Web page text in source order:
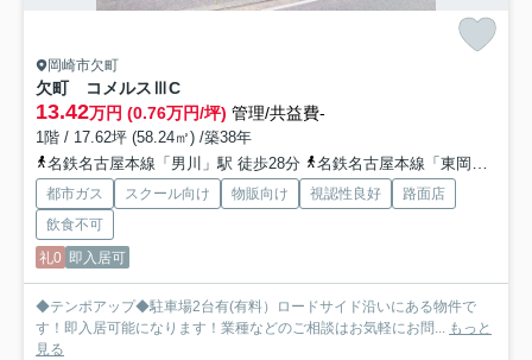
岡崎市欠町
欠町 コメルスⅢC
13.42万円 (0.76万円/坪) 管理/共益費-
1階 / 17.62坪 (58.24㎡) /築38年
名鉄名古屋本線「男川」駅 徒歩28分
名鉄名古屋本線「東岡崎」駅 徒歩36分
都市ガス スクール向け 物販向け 視認性良好
路面店
飲食不可
礼0 即入居可
◆テンポアップ◆駐車場2台有(有料）ロードサイド沿いにある物件で
す！即入居可能になります！業種などのご相談はお気軽にお問... もっと
見る